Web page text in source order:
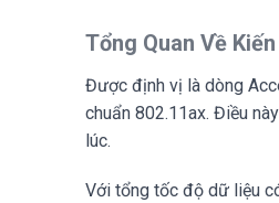
Tổng Quan Về
Được định vị là dòng
chuẩn 802.11ax. Điều
lúc.
Với tổng tốc độ dữ liệu